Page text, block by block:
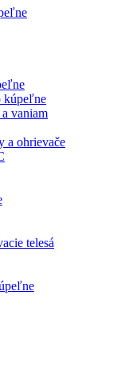
kúpeľne
vaniam
a ohrievače
telesá